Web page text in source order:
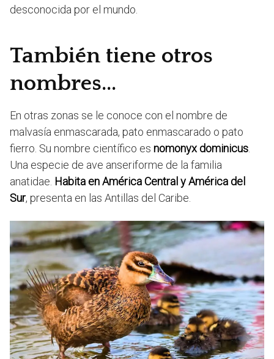
desconocida por el mundo.
También tiene otros
nombres…
En otras zonas se le conoce con el nombre de
malvasía enmascarada, pato enmascarado o pato
fierro. Su nombre científico es nomonyx dominicus
Una especie de ave anseriforme de la familia
anatidae. Habita en América Central y América del
Sur, presenta en las Antillas del Caribe.